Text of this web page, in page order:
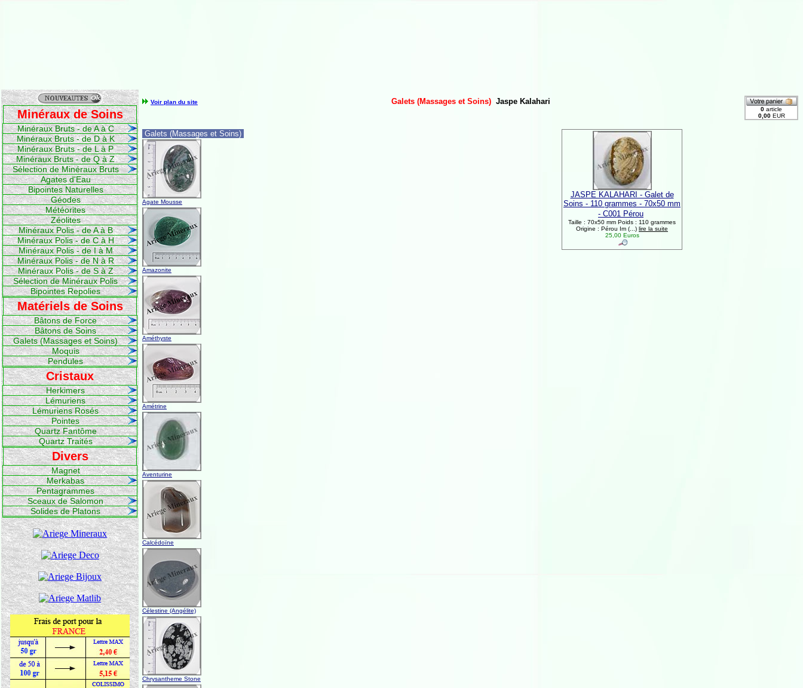
Minéraux de Soins
Minéraux Bruts - de A à C
Minéraux Bruts - de D à K
Minéraux Bruts - de L à P
Minéraux Bruts - de Q à Z
Sélection de Minéraux Bruts
Agates d'Eau
Bipointes Naturelles
Géodes
Météorites
Zéolites
Minéraux Polis - de A à B
Minéraux Polis - de C à H
Minéraux Polis - de I à M
Minéraux Polis - de N à R
Minéraux Polis - de S à Z
Sélection de Minéraux Polis
Bipointes Repolies
Matériels de Soins
Bâtons de Force
Bâtons de Soins
Galets (Massages et Soins)
Moquis
Pendules
Cristaux
Herkimers
Lémuriens
Lémuriens Rosés
Pointes
Quartz Fantôme
Quartz Traités
Divers
Magnet
Merkabas
Pentagrammes
Sceaux de Salomon
Solides de Platons
Voir plan du site Galets (Massages et Soins) Jaspe Kalahari
Galets (Massages et Soins)
Agate Mousse
Amazonite
Améthyste
Amétrine
Aventurine
Calcédoïne
Célestine (Angélite)
Chrysantheme Stone
JASPE KALAHARI - Galet de
Soins - 110 grammes - 70x50 mm
- C001 Pérou
Taille : 70x50 mm Poids : 110 grammes
Origine : Pérou Im (...) lire la suite
25,00 Euros